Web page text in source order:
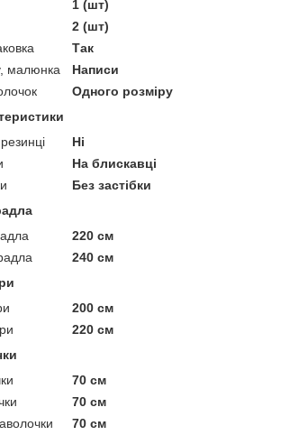
1 (шт)
2 (шт)
Так
малюнка
Написи
Одного розміру
Ні
На блискавці
Без застібки
220 см
240 см
200 см
220 см
70 см
70 см
70 см